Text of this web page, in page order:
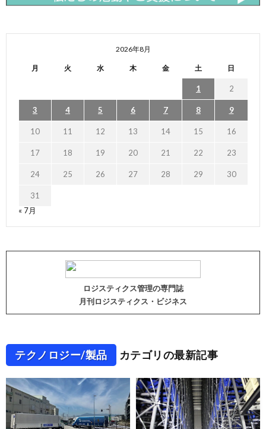
2026年8月
月 火 水 木 金 土 日
1 2
3 4 5 6 7 8 9
10 11 12 13 14 15 16
17 18 19 20 21 22 23
24 25 26 27 28 29 30
31
« 7月
ロジスティクス管理の専門誌
月刊ロジスティクス・ビジネス
テクノロジー/製品 カテゴリの最新記事